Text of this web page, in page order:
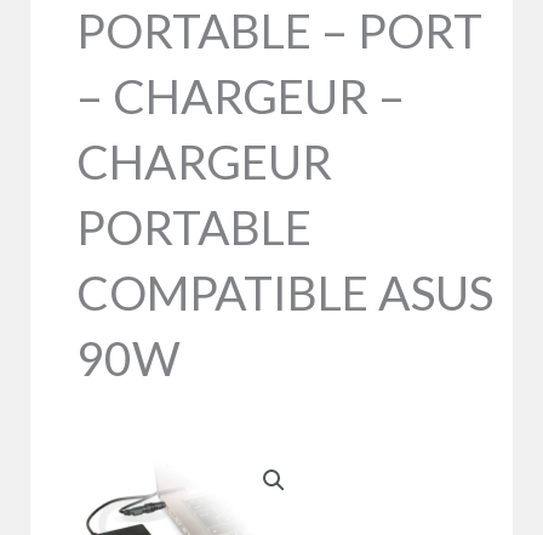
PORTABLE – PORT
– CHARGEUR –
CHARGEUR
PORTABLE
COMPATIBLE ASUS
90W